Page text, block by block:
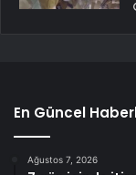
En Güncel
Ağustos 7, 2026